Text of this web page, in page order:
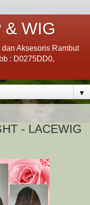
& WIG
Aksesoris Rambut
: D0275DD0,
▼
- LACEWIG